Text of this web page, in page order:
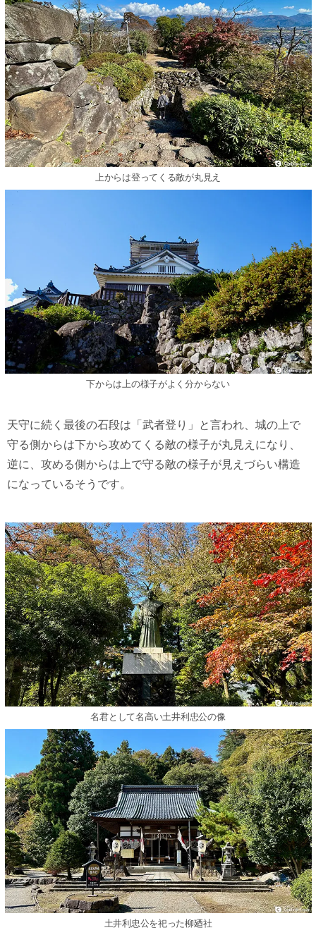
上からは登ってくる敵が丸見え
下からは上の様子がよく分からない
天守に続く最後の石段は「武者登り」と言われ、城の上で
守る側からは下から攻めてくる敵の様子が丸見えになり、
逆に、攻める側からは上で守る敵の様子が見えづらい構造
になっているそうです。
名君として名高い土井利忠公の像
土井利忠公を祀った柳廼社